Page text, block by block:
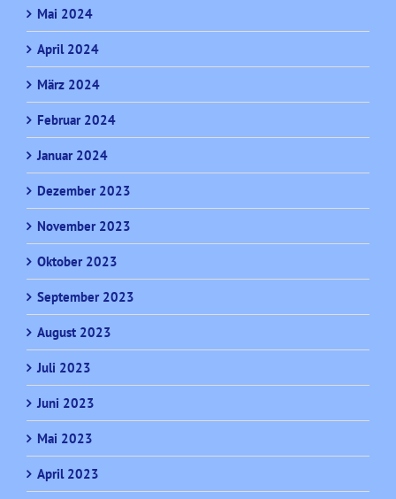
Mai 2024
April 2024
März 2024
Februar 2024
Januar 2024
Dezember 2023
November 2023
Oktober 2023
September 2023
August 2023
Juli 2023
Juni 2023
Mai 2023
April 2023